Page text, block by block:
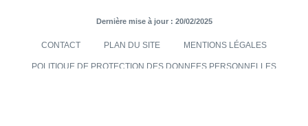
Dernière mise à jour : 20/02/2025
CONTACT PLAN DU SITE MENTIONS LÉGALES
POLITIQUE DE PROTECTION DES DONNEES PERSONNELLES